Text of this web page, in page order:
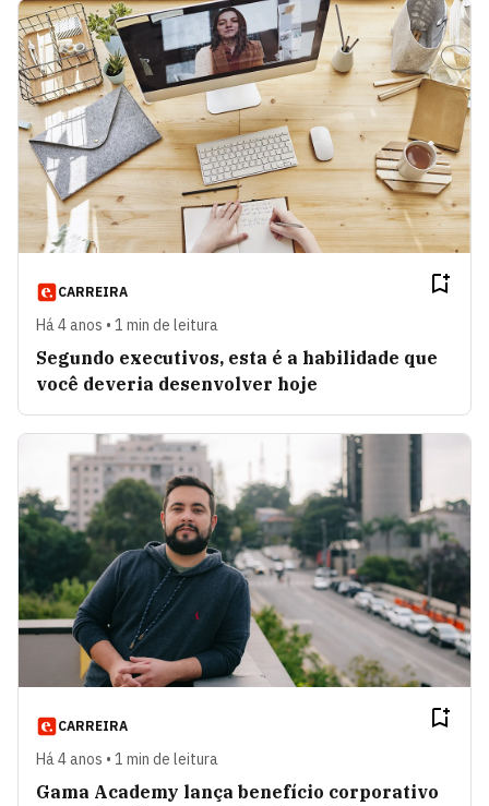
CARREIRA
Há 4 anos • 1 min de leitura
Segundo executivos, esta é a habilidade que
você deveria desenvolver hoje
CARREIRA
Há 4 anos • 1 min de leitura
Gama Academy lança benefício corporativo